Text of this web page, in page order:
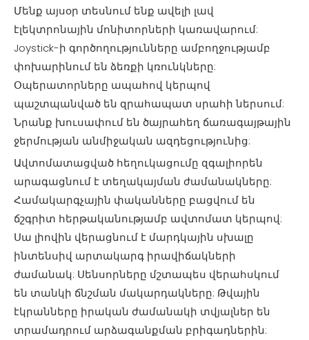
Մենք այսօր տեսնում ենք ավելի լավ
էլեկտրոնային մոնիտորների կառավարում:
Joystick-ի գործողությունները ամբողջությամբ
փոխարինում են ձեռքի կռունկները:
Օպերատորները ապահով կերպով
պաշտպանված են զրահապատ սրահի ներսում:
Նրանք խուսափում են ծայրահեղ ճառագայթային
ջերմության անմիջական ազդեցությունից:
Ավտոմատացված հեղուկացումը զգալիորեն
արագացնում է տեղակայման ժամանակները:
Համակարգչային փականները բացվում են
ճշգրիտ հերթականությամբ ավտոմատ կերպով:
Սա լիովին վերացնում է մարդկային սխալը
ինտենսիվ արտակարգ իրավիճակների
ժամանակ: Սենսորները մշտապես վերահսկում
են տանկի ճնշման մակարդակները: Թվային
էկրանները իրական ժամանակի տվյալներ են
տրամադրում արձագանքման բրիգադներին: